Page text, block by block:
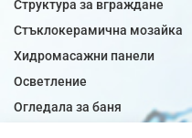
Структура за вграждане
Стъклокерамична мозайка
Хидромасажни панели
Осветление
Огледала за баня